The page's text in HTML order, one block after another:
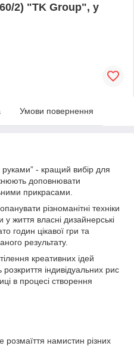
2) "TK Group", у
Умови повернення
- кращий вибір для
доповнювати
прикрасами.
різноманітні техніки
життя власні дизайнерські
годин цікавої гри та
результату.
креативних ідей
індивідуальних рис
в процесі створення
намистин різних